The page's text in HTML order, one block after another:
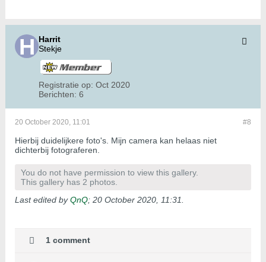
Harrit
Stekje
Registratie op: Oct 2020
Berichten: 6
#8
20 October 2020, 11:01
Hierbij duidelijkere foto's. Mijn camera kan helaas niet
dichterbij fotograferen.
You do not have permission to view this gallery.
This gallery has 2 photos.
Last edited byQnQ; 20 October 2020, 11:31
1 comment